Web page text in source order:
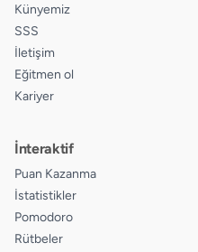
Künyemiz
SSS
İletişim
Eğitmen ol
Kariyer
İnteraktif
Puan Kazanma
İstatistikler
Pomodoro
Rütbeler